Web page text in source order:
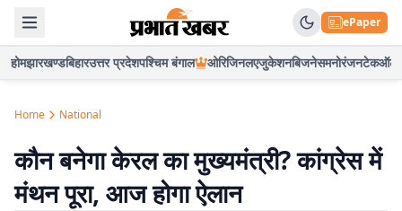
ePaper
होमझारखण्डबिहारउत्तर प्रदेशपश्चिम बंगाल ओरिजिनलएजुकेशनबिजनेसमनोरंजनटेकऑटो
Home National
कौन बनेगा केरल का मुख्यमंत्री? कांग्रेस में
मंथन पूरा, आज होगा ऐलान